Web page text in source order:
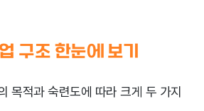
구조 한눈에 보기
목적과 숙련도에 따라 크게 두 가지